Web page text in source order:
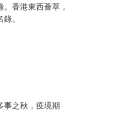
香港東西薈萃，
。
事之秋，疫境期